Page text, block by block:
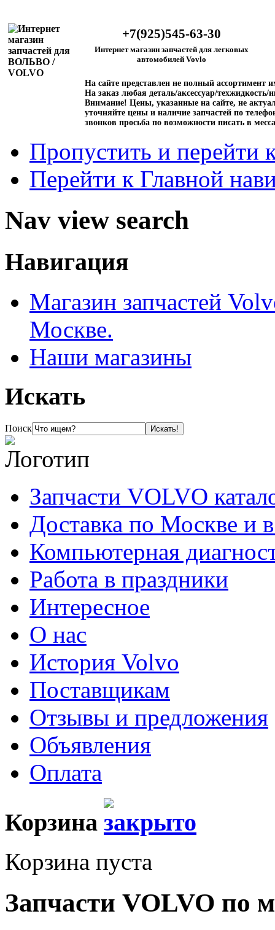
+7(925)545-63-30
Интернет магазин запчастей для легковых
автомобилей Vovlo
На сайте представлен не полный ассортимент
На заказ любая деталь/аксессуар/техжидкость/
Внимание! Цены, указанные на сайте, не
уточняйте цены и наличие запчастей по
звонков просьба по возможности писать в
Пропустить и перейти
Перейти к Главной
Nav view search
Навигация
Магазин запчастей
Москве.
Наши магазины
Искать
Поиск
Запчасти VOLVO
Доставка по Москве и
Компьютерная
Работа в праздники
Интересное
О нас
История Volvo
Поставщикам
Отзывы и предложения
Объявления
Оплата
Корзина
Корзина пуста
Запчасти VOLVO по